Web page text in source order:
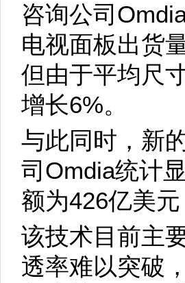
咨询公司
电视面板出货
但由于平均尺
增长6%。
与此同时，新
司Omdia统计
额为426亿美
该技术目前主
透率难以突破